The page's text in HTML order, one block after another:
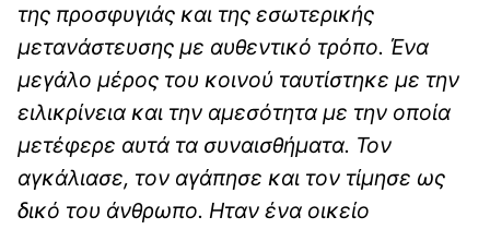
της προσφυγιάς και της εσωτερικής
μετανάστευσης με αυθεντικό τρόπο. Ένα
μεγάλο μέρος του κοινού ταυτίστηκε με την
ειλικρίνεια και την αμεσότητα με την οποία
μετέφερε αυτά τα συναισθήματα. Τον
αγκάλιασε, τον αγάπησε και τον τίμησε ως
δικό του άνθρωπο. Ηταν ένα οικείο